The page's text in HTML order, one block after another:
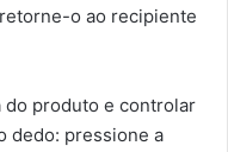
o ao recipiente
do produto e controlar
dedo: pressione a